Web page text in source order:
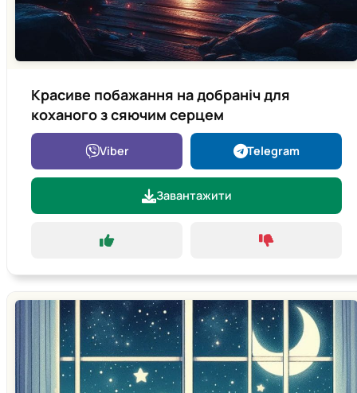
Красиве побажання на добраніч для
коханого з сяючим серцем
Viber Telegram
Завантажити